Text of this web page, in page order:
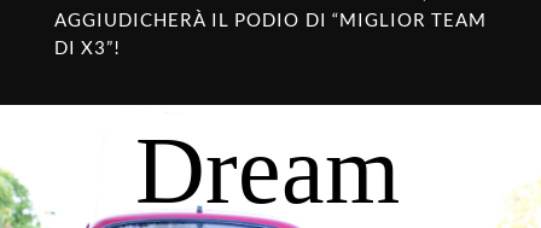
AGGIUDICHERÀ IL PODIO DI “MIGLIOR TEAM
DI X3”!
Dream